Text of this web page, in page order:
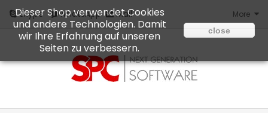
Skype WhatsApp Mail More
Dieser Shop verwendet Cookies
und andere Technologien. Damit
wir Ihre Erfahrung auf unseren
Seiten zu verbessern.
close